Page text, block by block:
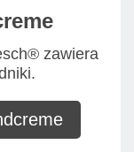
zawiera